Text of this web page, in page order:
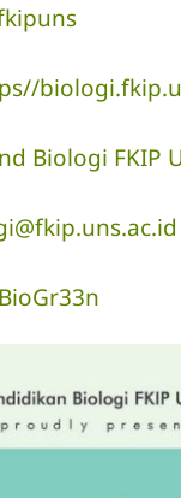
Biologi FKIP